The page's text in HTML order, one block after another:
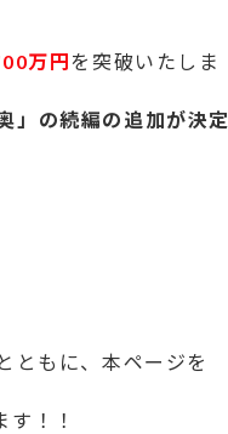
万円 を突破いたしま
」の続編の追加が決定
ともに、本ページを
！！